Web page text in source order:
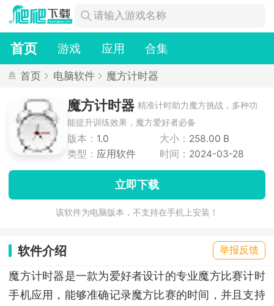
首页 游戏 应用 合集
首页 电脑软件 魔方计时器
魔方计时器 精准计时助力魔方挑战，多种功
能提升训练效果，魔方爱好者必备
版本： 1.0 大小： 258.00 B
类型： 应用软件 时间： 2024-03-28
立即下载
该软件为电脑版本，不支持在手机上安装！
软件介绍 举报反馈
魔方计时器是一款为爱好者设计的专业魔方比赛计时
手机应用，能够准确记录魔方比赛的时间，并且支持